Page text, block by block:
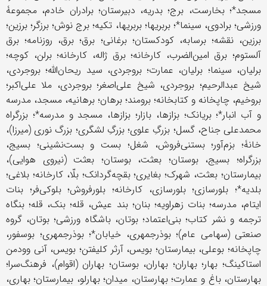
مسجد*؛ بخارست، برج؛ بدریه، دبیرستان؛ برادران خادم، مجموعۀ
ورزشی؛ برادوی، سینما*؛ بربریها؛ بربریها، تکیه؛ برج نوش؛ برزگر؛ برزین؛
برزین، نقشه؛ برسابه، کودکستان؛ برغانی؛ برق؛ برق، روزنامه؛ برق
آلستوم؛ برق امین‌الضرب، کارخانه؛ برق ژاله، کارخانه؛ برلن، کوچه؛
برلیان، سینما؛ برلیان،‌ عمارت؛ بروجردی، سید ریحان‌الله؛ بروجردی،
شیخ عبدالرحیم؛ بروجردی، شیخ علی‌اصغر؛ بروجردی، ملا علی‌اکبر؛
بروخیم، چاپخانه و کتابخانه؛ برومند؛ برهان؛ برهانیه، مسجد، مدرسه
و آب‌ انبار*؛ بریانک؛ بزازها، بازار؛ بزازها، مسجد و مدرسه*؛ بزرگراه
محمدعلی جناح، گسل؛ بزرگِ علوی؛ بزرگِ لشگری؛ بزرگ نوری (میرزا)،
خانۀ؛ بزم‌آور؛ بستنی‌فروش، شغل؛ بست و بست‌نشینی؛ بسیج،
بزرگراه؛ بسیج، بوستان؛ بعثت، بوستان؛ بعثت (نیروی هوایی)،
بیمارستان؛ بعثت، شهرک؛ بغایری؛ بقچه‌گردانک؛ بلّا، کارخانه؛ بلاغی؛
بلدیه*؛ بلورسازی؛ بلورسازی، کارخانه؛ بلورفروش؛ بلوکی‌فر؛ بنات
ایتام، مدرسه؛ بنات زهراویه؛ بنان؛ بند عیش، قله؛ بنک، قله؛ بنگاه
ترجمه و نشر کتاب؛ بنی‌اعتماد؛ بوتان، باشگاه ورزشی؛ بوتان، گروه
صنعتی (سهامی عام)؛ بوذرجمهری، خیابان*؛ بوذرجمهری؛ بوسفور،
چاپخانه؛ بوعلی، بیمارستان؛ بویس، آرثر کلیفتن؛ بویس، آنی وودمن
استاکینگ؛ بهار؛ بهاران؛ بهاران، بوستان؛ بهاران (اقوام)، فرهنگ‌سرا؛
بهارستان، باغ و عمارت؛ بهارستان، میدان؛ بهارلو، بیمارستان؛ بهاری،